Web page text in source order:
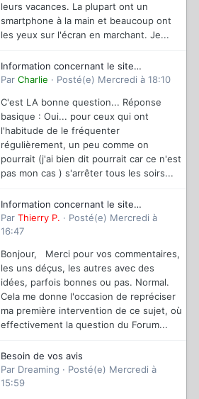
leurs vacances. La plupart ont un
smartphone à la main et beaucoup ont
les yeux sur l'écran en marchant. Je...
Information concernant le site
magazinevideo
Par Charlie · Posté(e) Mercredi à 18:10
C'est LA bonne question... Réponse
basique : Oui... pour ceux qui ont
l'habitude de le fréquenter
régulièrement, un peu comme on
pourrait (j'ai bien dit pourrait car ce n'est
pas mon cas ) s'arrêter tous les soirs...
Information concernant le site
magazinevideo
Par Thierry P. · Posté(e) Mercredi à
16:47
Bonjour, Merci pour vos commentaires,
les uns déçus, les autres avec des
idées, parfois bonnes ou pas. Normal.
Cela me donne l'occasion de repréciser
ma première intervention de ce sujet, où
effectivement la question du Forum...
Besoin de vos avis
Par Dreaming · Posté(e) Mercredi à
15:59